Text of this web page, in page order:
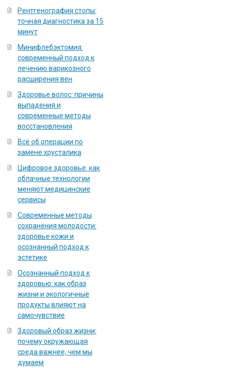
Рентгенография стопы:
точная диагностика за 15
минут
Минифлебэктомия:
современный подход к
лечению варикозного
расширения вен
Здоровье волос: причины
выпадения и
современные методы
восстановления
Всё об операции по
замене хрусталика
Цифровое здоровье: как
облачные технологии
меняют медицинские
сервисы
Современные методы
сохранения молодости:
здоровье кожи и
осознанный подход к
эстетике
Осознанный подход к
здоровью: как образ
жизни и экологичные
продукты влияют на
самочувствие
Здоровый образ жизни:
почему окружающая
среда важнее, чем мы
думаем